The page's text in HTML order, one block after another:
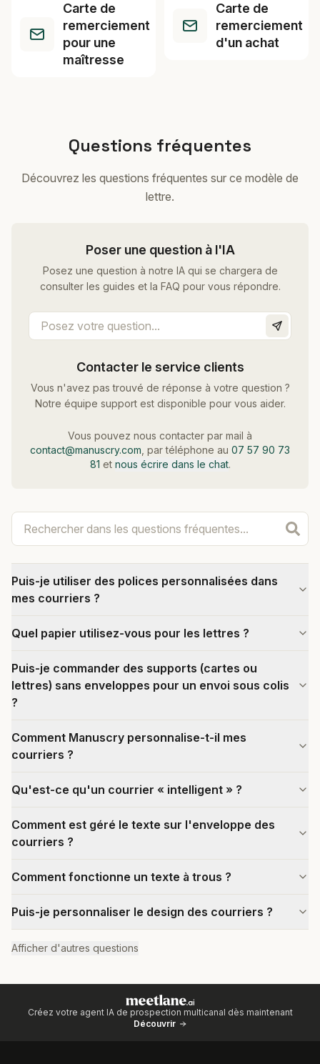
Carte de
remerciement
pour une
maîtresse
Carte de
remerciement
d'un achat
Questions fréquentes
Découvrez les questions fréquentes sur ce modèle de
lettre.
Poser une question à l'IA
Posez une question à notre IA qui se chargera de
consulter les guides et la FAQ pour vous répondre.
Contacter le service clients
Vous n'avez pas trouvé de réponse à votre question ?
Notre équipe support est disponible pour vous aider.
Vous pouvez nous contacter par mail à
contact@manuscry.com , par téléphone au 07 57 90 73
81 et nous écrire dans le chat.
Puis-je utiliser des polices personnalisées dans
mes courriers ?
Quel papier utilisez-vous pour les lettres ?
Puis-je commander des supports (cartes ou
lettres) sans enveloppes pour un envoi sous colis
?
Comment Manuscry personnalise-t-il mes
courriers ?
Qu'est-ce qu'un courrier « intelligent » ?
Comment est géré le texte sur l'enveloppe des
courriers ?
Comment fonctionne un texte à trous ?
Puis-je personnaliser le design des courriers ?
Afficher d'autres questions
Créez votre agent IA de prospection multicanal dès maintenant
Découvrir